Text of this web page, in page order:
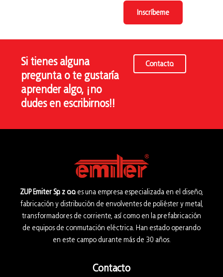
Inscríbeme
Si tienes alguna
pregunta o te gustaría
aprender algo, ¡no
dudes en escribirnos!!
Contacto.
ZUP Emiter Sp. z o.o. es una empresa especializada en el diseño,
fabricación y distribución de envolventes de poliéster y metal,
transformadores de corriente, así como en la prefabricación
de equipos de conmutación eléctrica. Han estado operando
en este campo durante más de 30 años.
Contacto